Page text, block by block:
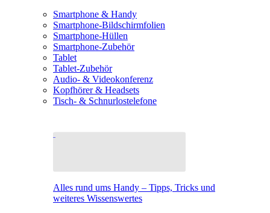
Smartphone & Handy
Smartphone-Bildschirmfolien
Smartphone-Hüllen
Smartphone-Zubehör
Tablet
Tablet-Zubehör
Audio- & Videokonferenz
Kopfhörer & Headsets
Tisch- & Schnurlostelefone
Alles rund ums Handy – Tipps, Tricks und
weiteres Wissenswertes